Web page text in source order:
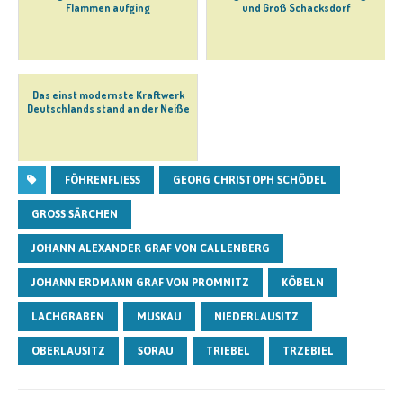
Flammen aufging
und Groß Schacksdorf
Das einst modernste Kraftwerk
Deutschlands stand an der Neiße
FÖHRENFLIESS GEORG CHRISTOPH SCHÖDEL
GROSS SÄRCHEN
JOHANN ALEXANDER GRAF VON CALLENBERG
JOHANN ERDMANN GRAF VON PROMNITZ KÖBELN
LACHGRABEN MUSKAU NIEDERLAUSITZ
OBERLAUSITZ SORAU TRIEBEL TRZEBIEL